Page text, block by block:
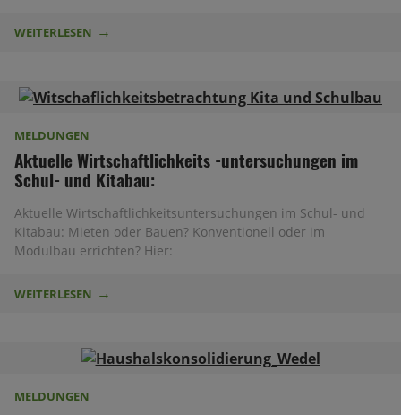
WEITERLESEN
MELDUNGEN
Aktuelle Wirtschaftlichkeits -untersuchungen im
Schul- und Kitabau:
Aktuelle Wirtschaftlichkeitsuntersuchungen im Schul- und
Kitabau: Mieten oder Bauen? Konventionell oder im
Modulbau errichten? Hier:
WEITERLESEN
MELDUNGEN